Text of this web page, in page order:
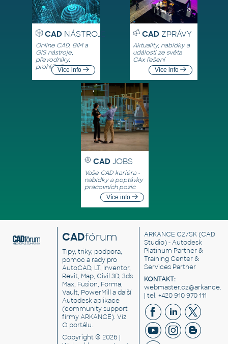
CADNÁSTROJE
Online CAD, BIM a
GIS nástroje,
převodníky,
prohlížečeVíce info
CADZPRÁVY
Aktuality, nabídky a
události ze světa
CAx řešení
Více info
CAD JOBS
Vaše CAD kariéra -
nabídky a poptávky
pracovních pozic
Více info
CADfórum
Tipy, triky, podpora,
pomoc a rady pro
AutoCAD, LT, Inventor,
Revit, Map, Civil 3D, 3ds
Max, Fusion, Forma,
Vault, PowerMill a další
Autodesk aplikace
(community support
firmy ARKANCE). Viz
O portálu.
Copyright © 2026 |
ARKANCE CZ/SK(CAD
Studio) - Autodesk
Platinum Partner &
Training Center &
Services Partner
KONTAKT:
| tel. +420 910 970 111